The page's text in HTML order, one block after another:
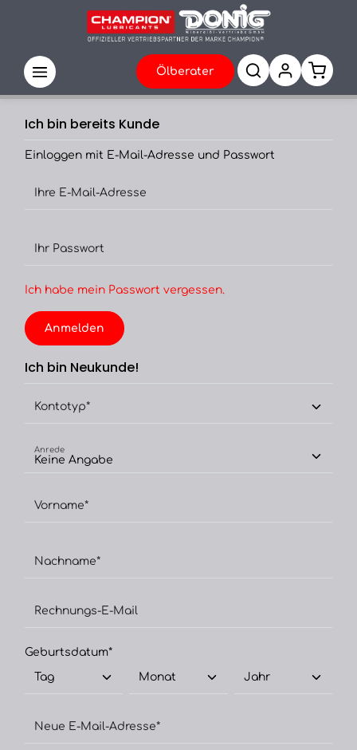
Ölberater
Ich bin bereits Kunde
Einloggen mit E-Mail-Adresse und Passwort
Ihre E-Mail-Adresse
Ihr Passwort
Ich habe mein Passwort vergessen.
Anmelden
Ich bin Neukunde!
Kontotyp*
Anrede
Vorname*
Nachname*
Rechnungs-E-Mail
Geburtsdatum*
Neue E-Mail-Adresse*